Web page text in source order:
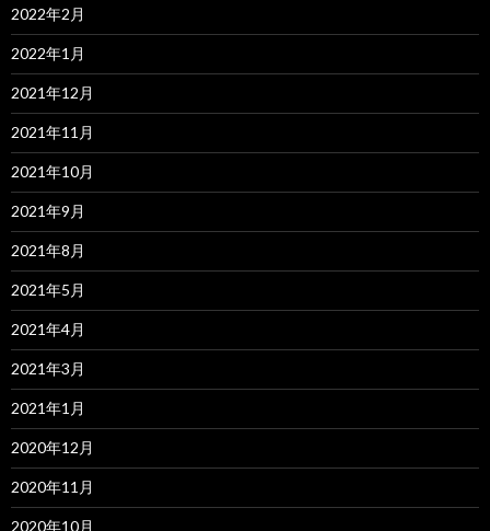
2022年2月
2022年1月
2021年12月
2021年11月
2021年10月
2021年9月
2021年8月
2021年5月
2021年4月
2021年3月
2021年1月
2020年12月
2020年11月
2020年10月